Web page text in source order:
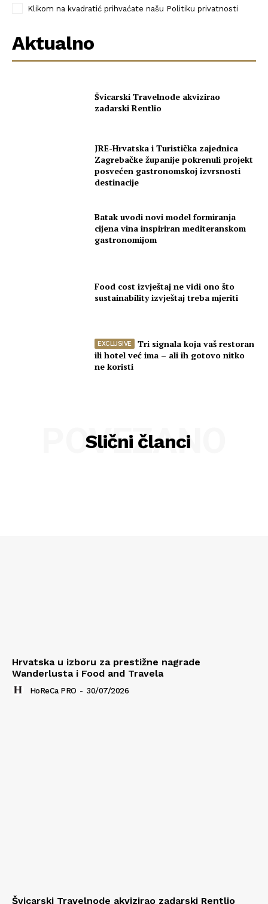
Klikom na kvadratić prihvaćate našu Politiku privatnosti
Aktualno
Švicarski Travelnode akvizirao
zadarski Rentlio
JRE-Hrvatska i Turistička zajednica
Zagrebačke županije pokrenuli projekt
posvećen gastronomskoj izvrsnosti
destinacije
Batak uvodi novi model formiranja
cijena vina inspiriran mediteranskom
gastronomijom
Food cost izvještaj ne vidi ono što
sustainability izvještaj treba mjeriti
Tri signala koja vaš restoran
ili hotel već ima – ali ih gotovo nitko
ne koristi
Slični članci
POVEZANO
Hrvatska u izboru za prestižne nagrade
Wanderlusta i Food and Travela
HoReCa PRO - 30/07/2026
Švicarski Travelnode akvizirao zadarski Rentlio